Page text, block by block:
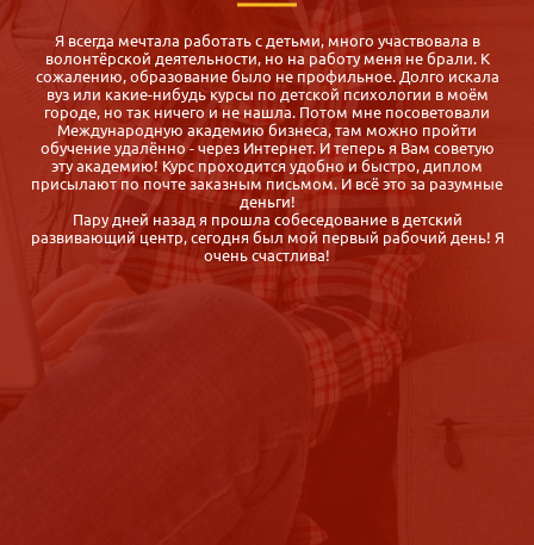
Для меня оказалось спасением: срочно нужен был диплом
педагога-психолога, а во всех ВУЗах обучение 5 месяцев и все
субботы воскресенья! Где их найти? Маме с двумя малышами,
которой через полгода надо устраиваться на работу после
декрет. отпуска.
Случайно нашла Международную Академию Бизнеса,
сравнила с другими предложениями дистанционных курсов и
выбрала именно iab.ru, так как: цены приемлемые, курс
отличается насыщенностью программы, обратная связь от
организаторов быстрая, корректная, гибкие сроки обучения
Спасибо. Диплом получила быстро, буквально через неделю
после сдачи экзаменов. Довольна.